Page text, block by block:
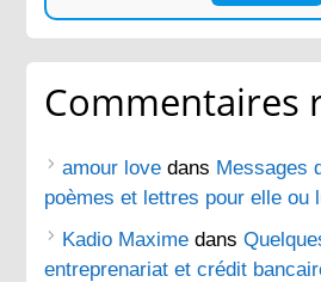
Commentaires
amour love dans Messages
poèmes et lettres pour elle ou
Kadio Maxime dans
entreprenariat et crédit